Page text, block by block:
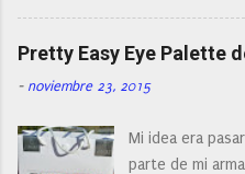
cepillos de
naturalmente
actualidad tal
compra
post os voy a
Pretty Easy Eye Palette
- noviembre 23, 2015
Mi idea era
parte de mi